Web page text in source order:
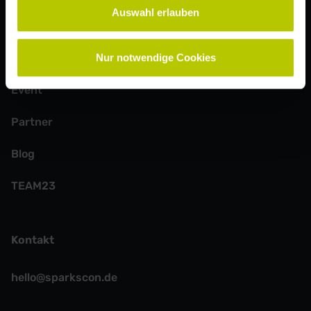
Auswahl erlauben
Nur notwendige Cookies
Event
Partner
Blog
TEAM23
Kontakt
hello@sparkscon.de